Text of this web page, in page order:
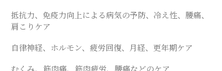
抵抗力、免疫力向上による病気の予防、冷え性、腰痛、
肩こりケア
自律神経、ホルモン、疲労回復、月経、更年期ケア
むくみ、筋肉痛、筋肉疲労、腰痛などのケア